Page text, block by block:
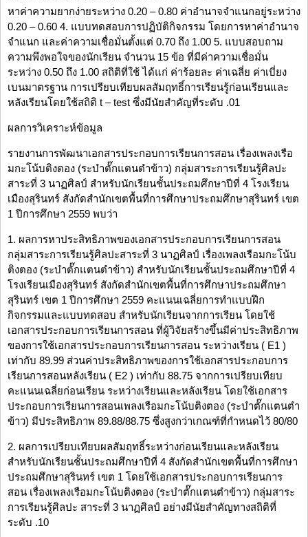
หาค่าความยากง่ายระหว่าง 0.20 – 0.80 ค่าอำนาจจำแนกอยู่ระหว่าง
0.20 – 0.60 4. แบบทดสอบการปฏิบัติกิจกรรม โดยการหาค่าอำนาจ
จำแนก และค่าความเชื่อมั่นตั้งแต่ 0.70 ถึง 1.00 5. แบบสอบถาม
ความพึงพอใจของนักเรียน จำนวน 15 ข้อ ที่มีค่าความเชื่อมั่น
ระหว่าง 0.50 ถึง 1.00 สถิติที่ใช้ ได้แก่ ค่าร้อยละ ค่าเฉลี่ย ค่าเบี่ยง
เบนมาตรฐาน การเปรียบเทียบผลสัมฤทธิ์การเรียนรู้ก่อนเรียนและ
หลังเรียนโดยใช้สถิติ t – test ซึ่งมีนัยสำคัญที่ระดับ .01
ผลการวิเคราะห์ข้อมูล
รายงานการพัฒนาเอกสารประกอบการเรียนการสอน เรื่องเพลงเรือ
มกะโน้บติงตอง (ระบำตั๊กแตนตำข้าว) กลุ่มสาระการเรียนรู้ศิลปะ
สาระที่ 3 นาฏศิลป์ สำหรับนักเรียนชั้นประถมศึกษาปีที่ 4 โรงเรียน
เมืองสุรินทร์ สังกัดสำนักเขตพื้นที่การศึกษาประถมศึกษาสุรินทร์ เขต
1 ปีการศึกษา 2559 พบว่า
1. ผลการหาประสิทธิภาพของเอกสารประกอบการเรียนการสอน
กลุ่มสาระการเรียนรู้ศิลปะสาระที่ 3 นาฏศิลป์ เรื่องเพลงเรือมกะโน้บ
ติงตอง (ระบำตั๊กแตนตำข้าว) สำหรับนักเรียนชั้นประถมศึกษาปีที่ 4
โรงเรียนเมืองสุรินทร์ สังกัดสำนักเขตพื้นที่การศึกษาประถมศึกษา
สุรินทร์ เขต 1 ปีการศึกษา 2559 คะแนนเฉลี่ยการทำแบบฝึก
กิจกรรมและแบบทดสอบ สำหรับนักเรียนจากการเรียน โดยใช้
เอกสารประกอบการเรียนการสอน ที่ผู้วิจัยสร้างขึ้นมีค่าประสิทธิภาพ
ของการใช้เอกสารประกอบการเรียนการสอน ระหว่างเรียน ( E1 )
เท่ากับ 89.99 ส่วนค่าประสิทธิภาพของการใช้เอกสารประกอบการ
เรียนการสอนหลังเรียน ( E2 ) เท่ากับ 88.75 จากการเปรียบเทียบ
คะแนนเฉลี่ยก่อนเรียน ระหว่างเรียนและหลังเรียน โดยใช้เอกสาร
ประกอบการเรียนการสอนเพลงเรือมกะโน้บติงตอง (ระบำตั๊กแตนตำ
ข้าว) มีประสิทธิภาพ 89.88/88.75 ซึ่งสูงกว่าเกณฑ์ที่กำหนดไว้ 80/80
2. ผลการเปรียบเทียบผลสัมฤทธิ์ระหว่างก่อนเรียนและหลังเรียน
สำหรับนักเรียนชั้นประถมศึกษาปีที่ 4 สังกัดสำนักเขตพื้นที่การศึกษา
ประถมศึกษาสุรินทร์ เขต 1 โดยใช้เอกสารประกอบการเรียนการ
สอน เรื่องเพลงเรือมกะโน้บติงตอง (ระบำตั๊กแตนตำข้าว) กลุ่มสาระ
การเรียนรู้ศิลปะ สาระที่ 3 นาฏศิลป์ อย่างมีนัยสำคัญทางสถิติที่
ระดับ .10